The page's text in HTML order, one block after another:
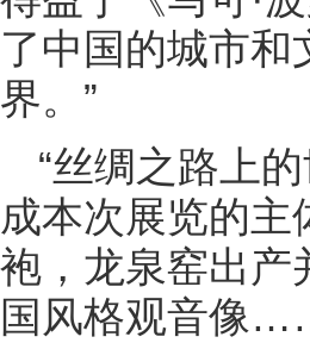
了中国的城市
界。”
“丝绸之路上
成本次展览的
袍，龙泉窑出产
国风格观音像